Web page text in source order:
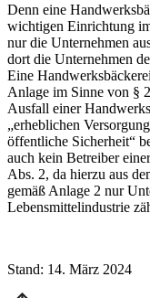
Denn eine
wichtigen Einrichtung
nur die Unternehmen
dort die Unternehmen
Eine
Anlage im Sinne von §
Ausfall einer
„erheblichen
öffentliche Sicherheit“
auch kein Betreiber
Abs. 2, da hierzu aus
gemäß Anlage 2 nur
Lebensmittelindustrie
Stand: 14. März 2024